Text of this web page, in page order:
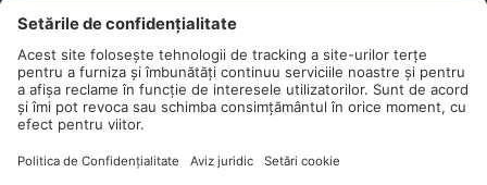
Newsletter
Condiții
Orientări și angajamente